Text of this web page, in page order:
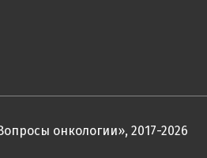
онкологии», 2017-2026